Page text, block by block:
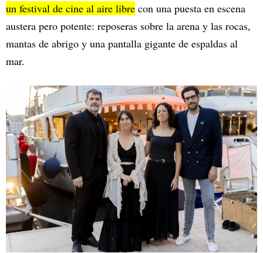
un festival de cine al aire libre con una puesta en escena
austera pero potente: reposeras sobre la arena y las rocas,
mantas de abrigo y una pantalla gigante de espaldas al
mar.